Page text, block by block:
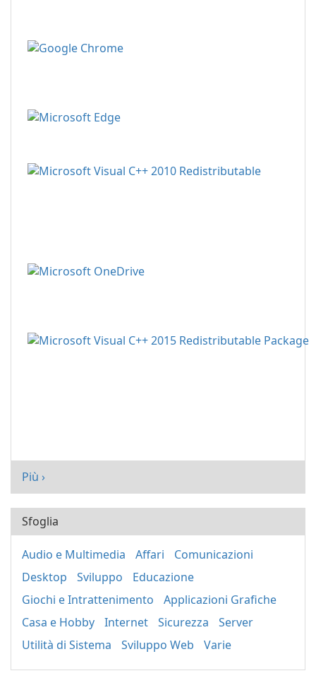
Più ›
Sfoglia
Audio e Multimedia Affari
Comunicazioni
Desktop
Sviluppo
Educazione
Giochi e Intrattenimento
Applicazioni Grafiche
Casa e Hobby
Internet Sicurezza
Server
Utilità di Sistema
Sviluppo Web Varie